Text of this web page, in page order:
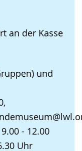
an der Kasse
und
- 12.00
Uhr